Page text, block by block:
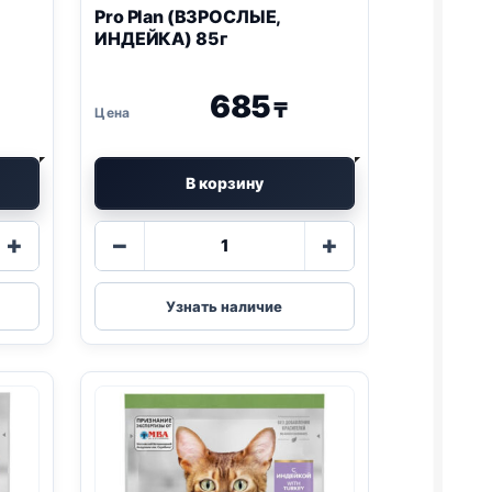
+
Pro Plan (ВЗРОСЛЫЕ,
ИНДЕЙКА) 85г
685₸
В корзину
−
товара
Pro
Plan
ИНДЕЙКА)
85г
+
Узнать наличие